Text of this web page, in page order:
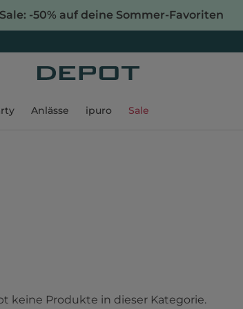
-50% auf deine Sommer-Favoriten
Anlässe ipuro Sale
keine Produkte in dieser Kategorie.